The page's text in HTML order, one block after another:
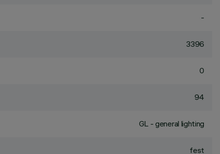
-
3396
0
94
GL - general lighting
fest